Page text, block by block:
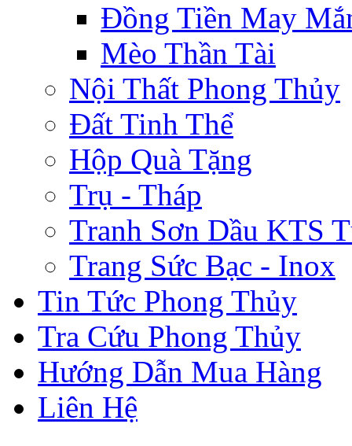
Đồng Tiền May
Mèo Thần Tài
Nội Thất Phong Thủy
Đất Tinh Thể
Hộp Quà Tặng
Trụ - Tháp
Tranh Sơn Dầu KTS
Trang Sức Bạc - Inox
Tin Tức Phong Thủy
Tra Cứu Phong Thủy
Hướng Dẫn Mua Hàng
Liên Hệ